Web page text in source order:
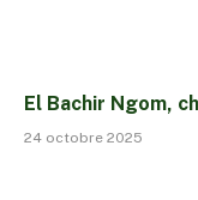
El Bachir Ngom,
24 octobre 2025